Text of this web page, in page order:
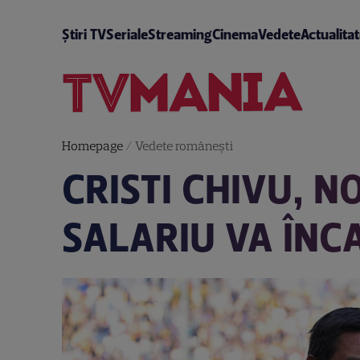
Știri TVSerialeStreamingCinemaVedete
Homepage/ Vedete româneşti
CRISTI CHIVU,
SALARIU VA